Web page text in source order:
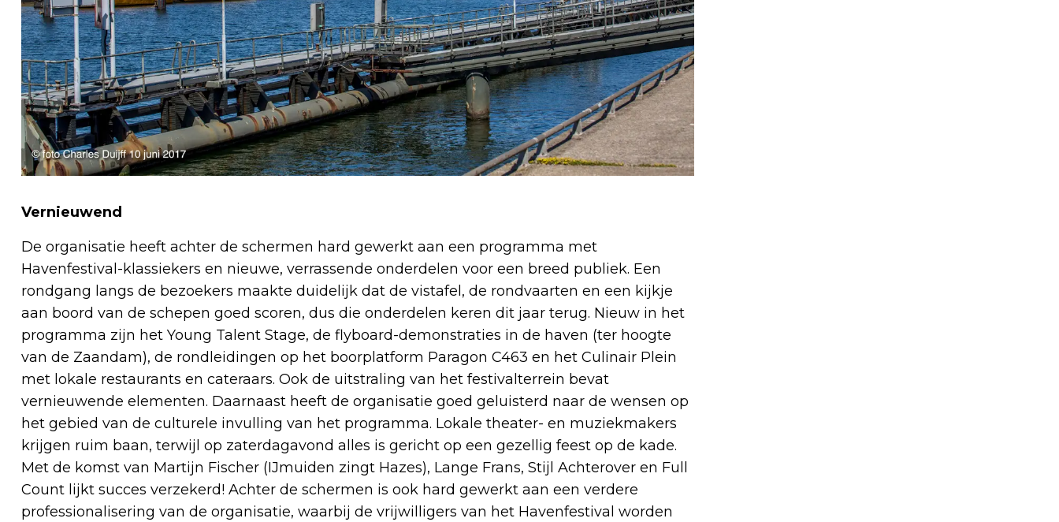
Vernieuwend
De organisatie heeft achter de schermen hard gewerkt aan een programma met
Havenfestival-klassiekers en nieuwe, verrassende onderdelen voor een breed publiek. Een
rondgang langs de bezoekers maakte duidelijk dat de vistafel, de rondvaarten en een kijkje
aan boord van de schepen goed scoren, dus die onderdelen keren dit jaar terug. Nieuw in het
programma zijn het Young Talent Stage, de flyboard-demonstraties in de haven (ter hoogte
van de Zaandam), de rondleidingen op het boorplatform Paragon C463 en het Culinair Plein
met lokale restaurants en cateraars. Ook de uitstraling van het festivalterrein bevat
vernieuwende elementen. Daarnaast heeft de organisatie goed geluisterd naar de wensen op
het gebied van de culturele invulling van het programma. Lokale theater- en muziekmakers
krijgen ruim baan, terwijl op zaterdagavond alles is gericht op een gezellig feest op de kade.
Met de komst van Martijn Fischer (IJmuiden zingt Hazes), Lange Frans, Stijl Achterover en Full
Count lijkt succes verzekerd! Achter de schermen is ook hard gewerkt aan een verdere
professionalisering van de organisatie, waarbij de vrijwilligers van het Havenfestival worden